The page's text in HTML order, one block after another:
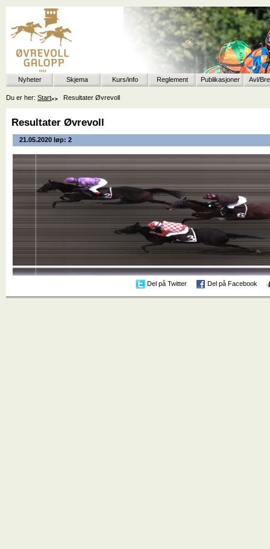
Nyheter Skjema Kurs/info Reglement Publikasjoner Avl/
Du er her: Start Resultater Øvrevoll
Resultater Øvrevoll
21.05.2020 løp: 2
Del på Twitter Del på Facebook